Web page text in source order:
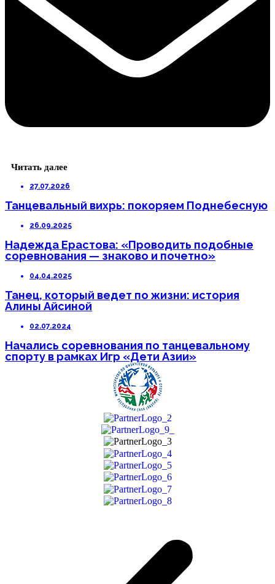
Читать далее
27.07.2026
Танцевальный вихрь: покоряем Поднебесную
26.09.2025
Надежда Ерастова: «Проводить подобные
соревнования — знаково и почетно»
04.04.2025
Танец, который ведет по жизни: история
Алины Айсиной
02.07.2024
Начались соревнования по танцевальному
спорту в рамках Игр «Дети Азии»